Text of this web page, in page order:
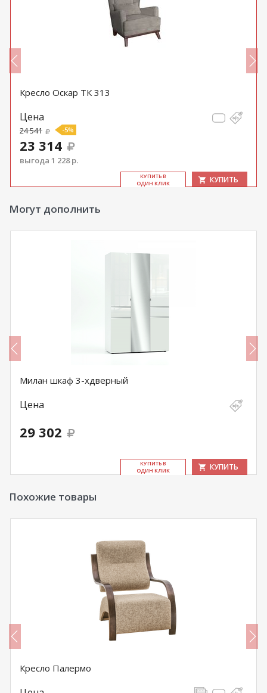
Кресло Оскар ТК 313
Цена
24 541 -5%
23 314
выгода 1 228 р.
КУ­ПИТЬ В
ОДИН КЛИК
КУПИТЬ
Могут дополнить
Милан шкаф 3-хдверный
Цена
29 302
КУ­ПИТЬ В
ОДИН КЛИК
КУПИТЬ
Похожие товары
Кресло Палермо